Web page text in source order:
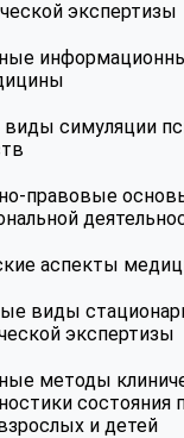
экспертизы
симуляции
правовые
аспекты
виды
экспертизы
методы
состояния
и детей